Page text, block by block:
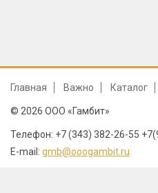
Главная Важно Каталог
© 2026 ООО «Гамбит»
Телефон: +7 (343) 382-26-55
E-mail: gmb@ooogambit.ru